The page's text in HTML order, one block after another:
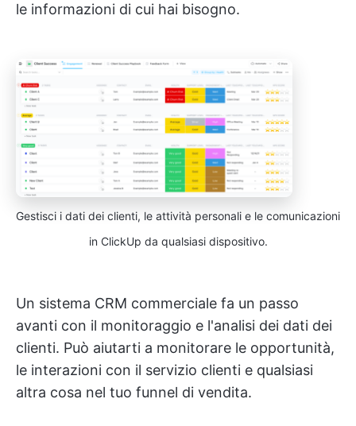
le informazioni di cui hai bisogno.
Gestisci i dati dei clienti, le attività personali e le comunicazioni
in ClickUp da qualsiasi dispositivo.
Un sistema CRM commerciale fa un passo
avanti con il monitoraggio e l'analisi dei dati dei
clienti. Può aiutarti a monitorare le opportunità,
le interazioni con il servizio clienti e qualsiasi
altra cosa nel tuo funnel di vendita.